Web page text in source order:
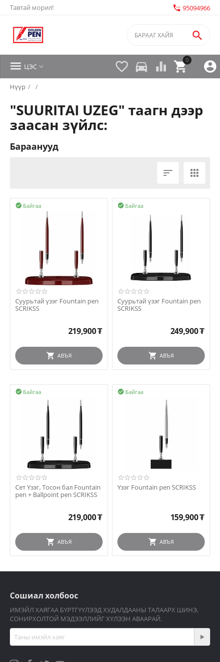
Тавтай морил! settings_phone 95094966


0

 directions_car 
 ЦЭС 
Нүүр / /
"SUURITAI UZEG" таагн дээр
заасан зүйлс:
Бараанууд
 
Байгаа

Суурьтай үзэг Fountain pen
SCRIKSS
219,900₮
АВЪЯ
Байгаа

Суурьтай үзэг Fountain pen
SCRIKSS
249,900₮
АВЪЯ
Байгаа

Сет Үзэг, Тосон бал Fountain
pen + Ballpoint pen SCRIKSS
219,000₮
АВЪЯ
Байгаа

Үзэг Fountain pen SCRIKSS
159,900₮
АВЪЯ
Сошиал холбоос
ИМЭЙЛ ХАЯГАА БҮРТГҮҮЛЭЭД ХУДАЛДААНЫ ТАЛААРХ ШИНЭ,
СОНИРХОЛТОЙ МЭДЭЭЛЛИЙГ ХҮЛЭЭН АВААРАЙ.